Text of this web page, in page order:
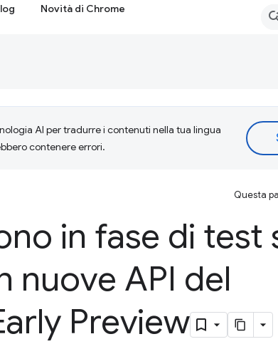
Novità di Chrome
AI per tradurre i contenuti nella tua lingua
contenere errori.
Questa
in fase di test
nuove API del
Preview